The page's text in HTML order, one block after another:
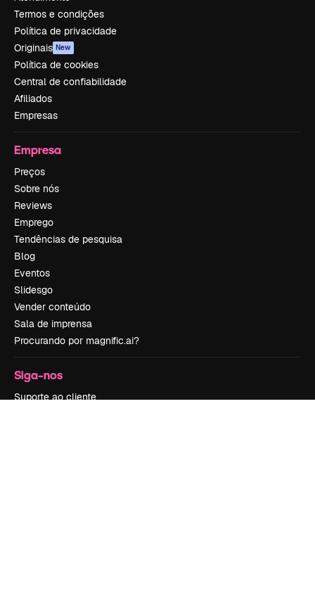
Termos e condições
Política de privacidade
Originais New
Política de cookies
Central de confiabilidade
Afiliados
Empresas
Empresa
Preços
Sobre nós
Reviews
Emprego
Tendências de pesquisa
Blog
Eventos
Slidesgo
Vender conteúdo
Sala de imprensa
Procurando por magnific.ai?
Siga-nos
Suporte ao cliente